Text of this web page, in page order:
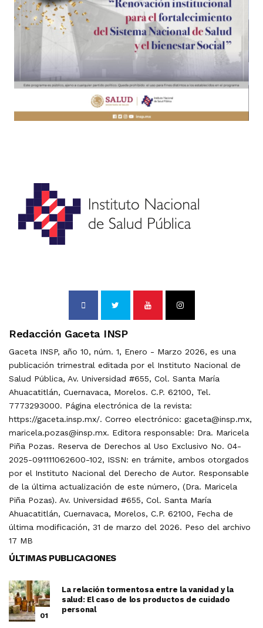
Redacción Gaceta INSP
Gaceta INSP, año 10, núm. 1, Enero - Marzo 2026, es una
publicación trimestral editada por el Instituto Nacional de
Salud Pública, Av. Universidad #655, Col. Santa María
Ahuacatitlán, Cuernavaca, Morelos. C.P. 62100, Tel.
7773293000. Página electrónica de la revista:
https://gaceta.insp.mx/. Correo electrónico: gaceta@insp.mx,
maricela.pozas@insp.mx. Editora responsable: Dra. Maricela
Piña Pozas. Reserva de Derechos al Uso Exclusivo No. 04-
2025-091111062600-102, ISSN: en trámite, ambos otorgados
por el Instituto Nacional del Derecho de Autor. Responsable
de la última actualización de este número, (Dra. Maricela
Piña Pozas). Av. Universidad #655, Col. Santa María
Ahuacatitlán, Cuernavaca, Morelos, C.P. 62100, Fecha de
última modificación, 31 de marzo del 2026. Peso del archivo
17 MB
ÚLTIMAS PUBLICACIONES
01
La relación tormentosa entre la vanidad y la
salud: El caso de los productos de cuidado
personal